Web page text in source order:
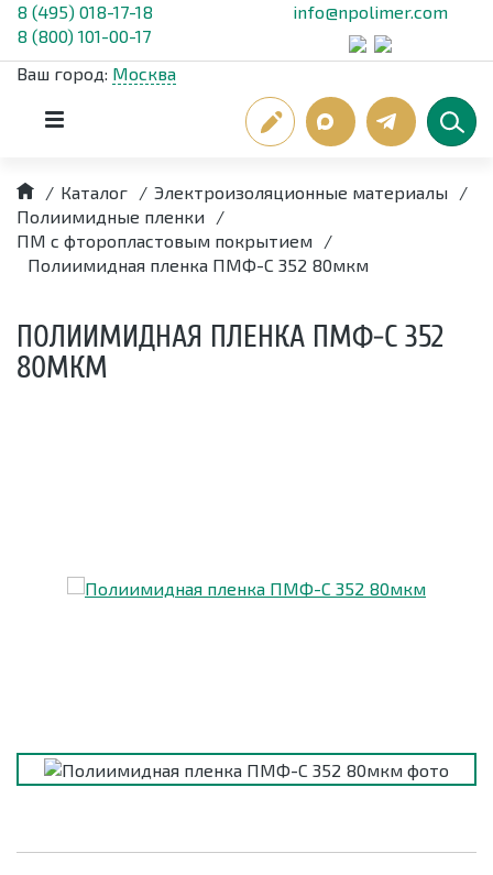
8 (495) 018-17-18
8 (800) 101-00-17
info@npolimer.com
Ваш город: Москва
/ Каталог / Электроизоляционные материалы
/
Полиимидные пленки
/
ПМ с фторопластовым покрытием
/
Полиимидная пленка ПМФ-С 352 80мкм
ПОЛИИМИДНАЯ ПЛЕНКА ПМФ-С 352
80МКМ